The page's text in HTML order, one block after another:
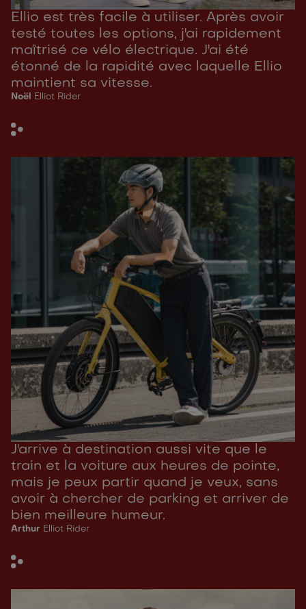
Ellio est très facile à utiliser. Après avoir
testé toutes les options, j'ai rapidement
maîtrisé ce vélo électrique. J'ai été
étonné de la rapidité avec laquelle Ellio
maintient sa vitesse.
Noël Elliot Rider
J'arrive à destination aussi vite que le
train et la voiture aux heures de pointe,
mais je peux partir quand je veux, sans
avoir à chercher de parking et arriver de
bien meilleure humeur.
Arthur Elliot Rider